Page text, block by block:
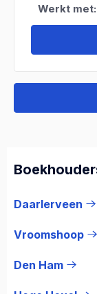
Werkt met:
Daarlerveen
Vroomshoop
Den Ham